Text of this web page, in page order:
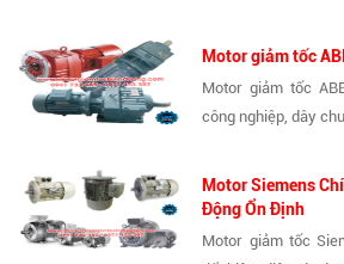
Motor giảm tốc
Motor giảm tốc
công nghiệp, dây
Motor Siemens
Động Ổn Định
Motor giảm tốc